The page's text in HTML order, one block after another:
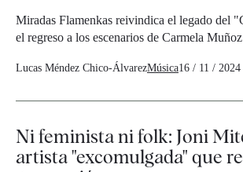
Miradas Flamenkas reivindica el legado del
el regreso a los escenarios de Carmela
Lucas Méndez Chico-ÁlvarezMúsica16 / 11 / 2024
Ni feminista ni folk: Joni
artista "excomulgada" que